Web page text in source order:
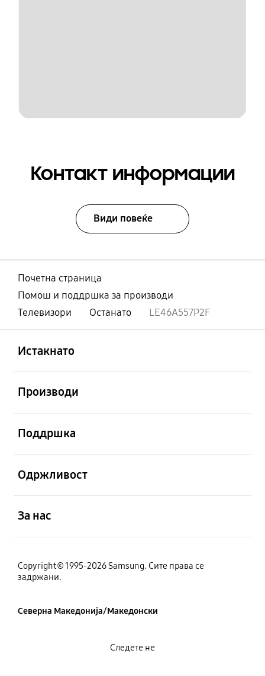
Контакт информации
Види повеќе
Почетна страница
Помош и поддршка за производи
Телевизори
Останато LE46A557P2F
Истакнато
Производи
Поддршка
Одржливост
За нас
Copyright© 1995-2026 Samsung. Сите права се
задржани.
Северна Македонија/Македонски
Следете не